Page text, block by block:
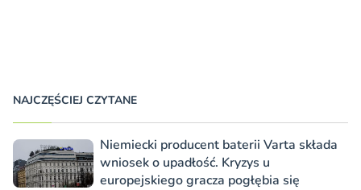
NAJCZĘŚCIEJ CZYTANE
Niemiecki producent baterii Varta składa
wniosek o upadłość. Kryzys u
europejskiego gracza pogłębia się